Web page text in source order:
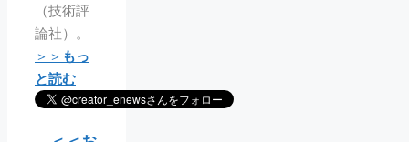
（技術評
論社）。
＞＞ もっ
と読む